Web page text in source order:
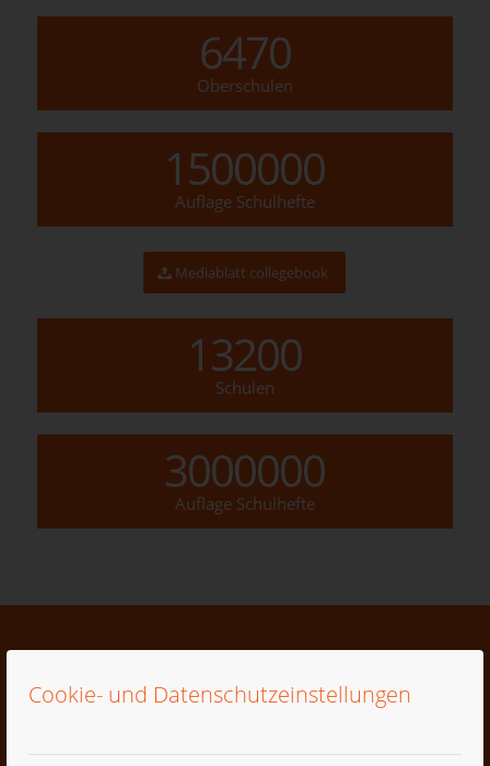
Cookie- und Datenschutzeinstellungen
6470
Oberschulen
1500000
Auflage Schulhefte
Mediablatt collegebook
13200
Schulen
3000000
Auflage Schulhefte
SCHULHEFT
OBERSCHULEN